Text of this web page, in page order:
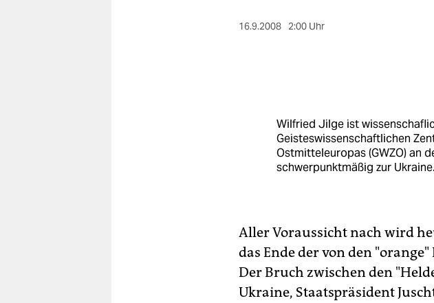
16.9.2008 2:00 Uhr
Wilfried Jilge ist
Geisteswissenschaftlichen
Ostmitteleuropas (GWZO) an
schwerpunktmäßig zur Ukraine.
Aller Voraussicht nach wird
das Ende der von den
Der Bruch zwischen den
Ukraine, Staatspräsident